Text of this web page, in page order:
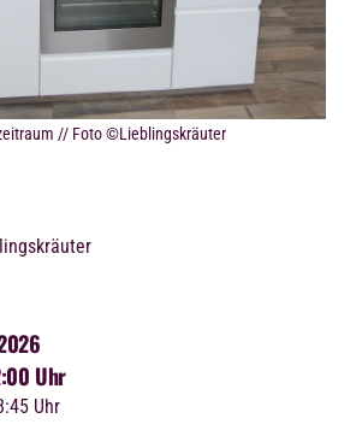
// Foto ©Lieblingskräuter
Uhr
Uhr